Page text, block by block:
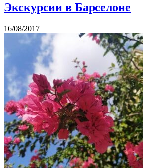
Экскурсии в Барселоне
16/08/2017